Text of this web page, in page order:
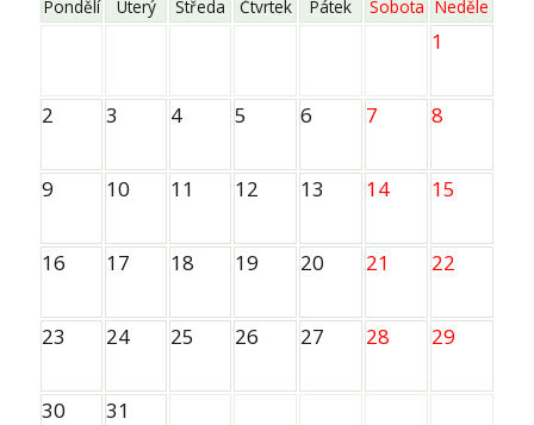
Pondělí Úterý Středa Čtvrtek Pátek Sobota Neděle
1
2 3 4 5 6 7 8
9 10 11 12 13 14 15
16 17 18 19 20 21 22
23 24 25 26 27 28 29
30 31